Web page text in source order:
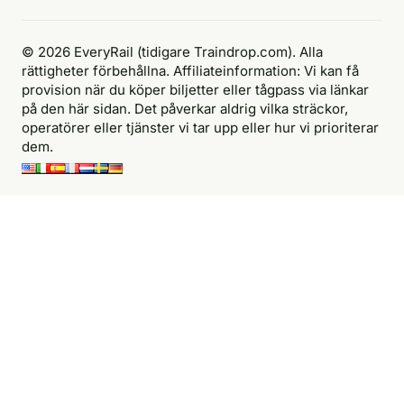
© 2026 EveryRail (tidigare Traindrop.com). Alla
rättigheter förbehållna. Affiliateinformation: Vi kan få
provision när du köper biljetter eller tågpass via länkar
på den här sidan. Det påverkar aldrig vilka sträckor,
operatörer eller tjänster vi tar upp eller hur vi prioriterar
dem.